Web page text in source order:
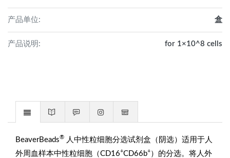
产品单位: 盒
产品说明: for 1×10^8 cells
BeaverBeads® 人中性粒细胞分选试剂盒（阴选）适用于人
外周血样本中性粒细胞（CD16+CD66b+）的分选。将人外